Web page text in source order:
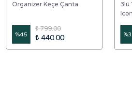
Organizer Keçe Çanta
%45
₺ 799.00
₺ 440.00
3lü
%